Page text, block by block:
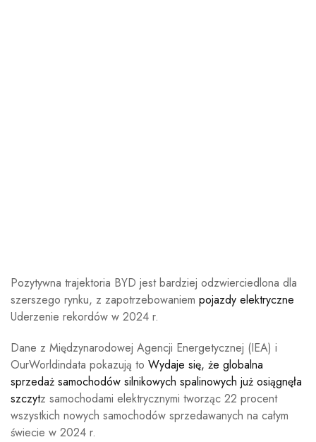
Pozytywna trajektoria BYD jest bardziej odzwierciedlona dla
szerszego rynku, z zapotrzebowaniem pojazdy elektryczne
Uderzenie rekordów w 2024 r.
Dane z Międzynarodowej Agencji Energetycznej (IEA) i
OurWorldindata pokazują to Wydaje się, że globalna
sprzedaż samochodów silnikowych spalinowych już osiągnęła
szczytz samochodami elektrycznymi tworząc 22 procent
wszystkich nowych samochodów sprzedawanych na całym
świecie w 2024 r.